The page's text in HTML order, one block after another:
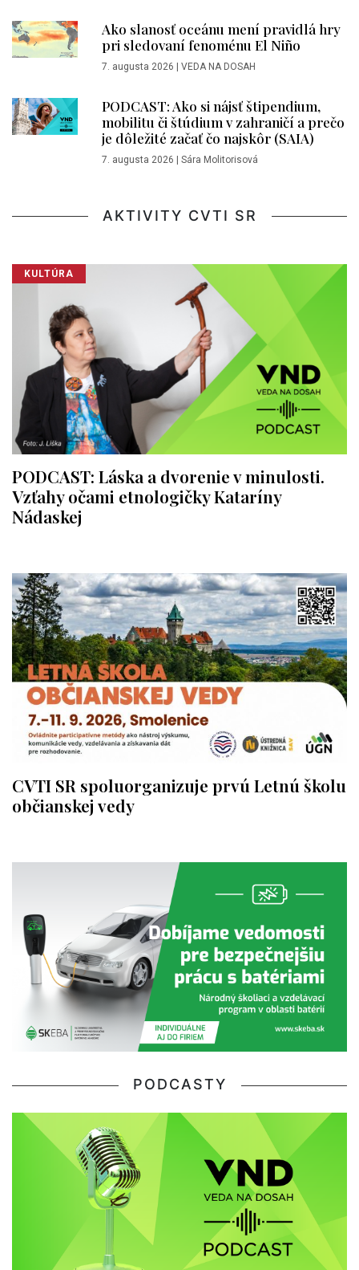
Ako slanosť oceánu mení pravidlá hry
pri sledovaní fenoménu El Niño
7. augusta 2026 | VEDA NA DOSAH
PODCAST: Ako si nájsť štipendium,
mobilitu či štúdium v zahraničí a prečo
je dôležité začať čo najskôr (SAIA)
7. augusta 2026 | Sára Molitorisová
AKTIVITY CVTI SR
KULTÚRA
PODCAST: Láska a dvorenie v minulosti.
Vzťahy očami etnologičky Kataríny
Nádaskej
CVTI SR spoluorganizuje prvú Letnú školu
občianskej vedy
PODCASTY